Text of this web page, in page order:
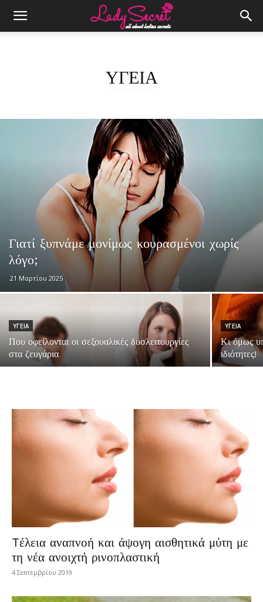
ΥΓΕΙΑ
Γιατί ξυπνάμε μονίμως κουρασμένοι χωρίς
λόγο;
21 Μαρτίου 2025
ΥΓΕΙΑ
Που οφείλονται οι σεξουαλικές δυσλειτουργίες
στα ζευγάρια
ΥΓΕΙΑ
Κι όμως
ιδιότητες!
Tέλεια αναπνοή και άψογη αισθητικά μύτη με
τη νέα ανοιχτή ρινοπλαστική
4 Σεπτεμβρίου 2019